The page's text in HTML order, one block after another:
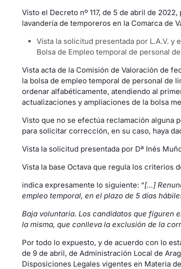
Visto el Decreto nº 117, de 5 de abril de
lavandería de temporeros en la Comarca de
Vista la solicitud presentada por L.A.V.
Bolsa de Empleo temporal de personal
Vista acta de la Comisión de Valoración de
la bolsa de empleo temporal de personal de
ordenar alfabéticamente, atendiendo al
actualizaciones y ampliaciones de la bolsa
Visto que no se efectúa reclamación alguna
para solicitar corrección, en su caso, haya
Vista la solicitud presentada por Dª Inés
Vista la base Octava que regula los criterios
indica expresamente lo siguiente: “[…]
empleo temporal, en el plazo de 5 días
Baja voluntaria. Los candidatos que figuren
la misma, que conlleva la exclusión de la
Por todo lo expuesto, y de acuerdo con lo
de 9 de abril, de Administración Local de
Disposiciones Legales vigentes en Materia